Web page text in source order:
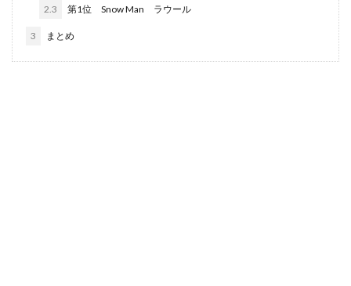
2.3 第1位 Snow Man ラウール
3 まとめ